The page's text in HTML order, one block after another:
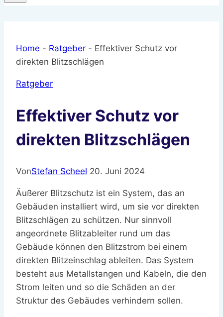
Home - Ratgeber - Effektiver Schutz vor
direkten Blitzschlägen
Ratgeber
Effektiver Schutz vor
direkten Blitzschlägen
VonStefan Scheel 20. Juni 2024
Äußerer Blitzschutz ist ein System, das an
Gebäuden installiert wird, um sie vor direkten
Blitzschlägen zu schützen. Nur sinnvoll
angeordnete Blitzableiter rund um das
Gebäude können den Blitzstrom bei einem
direkten Blitzeinschlag ableiten. Das System
besteht aus Metallstangen und Kabeln, die den
Strom leiten und so die Schäden an der
Struktur des Gebäudes verhindern sollen.